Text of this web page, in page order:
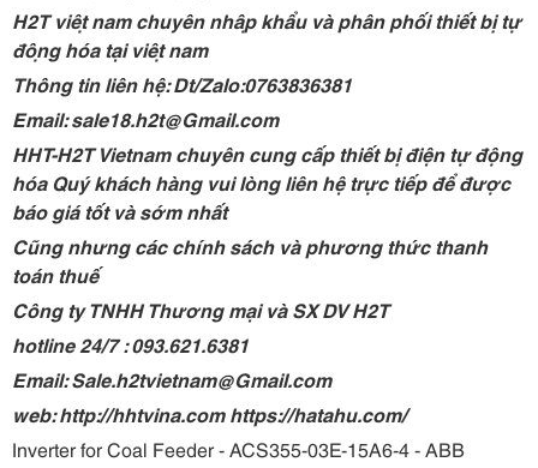
H2T việt nam chuyên nhập khẩu và phân phối thiết bị tự
động hóa tại việt nam
Thông tin liên hệ: Dt/Zalo:0763836381
Email: sale18.h2t@Gmail.com
HHT-H2T Vietnam chuyên cung cấp thiết bị điện tự động
hóa Quý khách hàng vui lòng liên hệ trực tiếp để được
báo giá tốt và sớm nhất
Cũng nhưng các chính sách và phương thức thanh
toán thuế
Công ty TNHH Thương mại và SX DV H2T
hotline 24/7 : 093.621.6381
Email: Sale.h2tvietnam@Gmail.com
web: http://hhtvina.com https://hatahu.com/
Inverter for Coal Feeder - ACS355-03E-15A6-4 - ABB